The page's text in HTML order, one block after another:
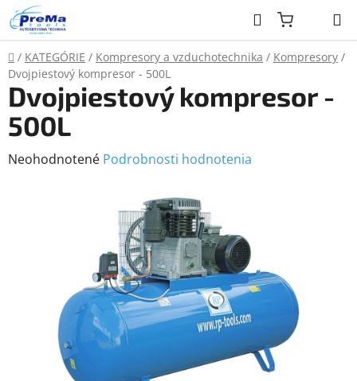
Prejsť
na
obsah
Hľadať
Domov
/ KATEGÓRIE / Kompresory a vzduchotechnika / Kompresory /
Dvojpiestový kompresor - 500L
Dvojpiestový kompresor -
500L
Priemerné
hviezdičiek.
Neohodnotené Podrobnosti hodnotenia